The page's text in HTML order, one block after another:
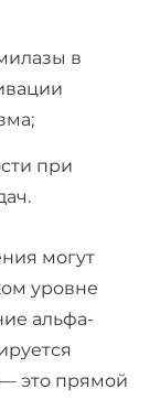
в
при
могут
уровне
альфа-
это прямой